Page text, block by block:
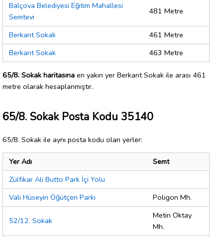
Balçova Belediyesi Eğitim Mahallesi
Semtevi
481 Metre
Berkant Sokak
461 Metre
Berkant Sokak
463 Metre
65/8. Sokak haritasına en yakın yer Berkant Sokak ile arası 461
metre olarak hesaplanmıştır.
65/8. Sokak Posta Kodu 35140
65/8. Sokak ile aynı posta kodu olan yerler:
Yer Adı
Semt
Zülfikar Ali Butto Park İçi Yolu
Vali Hüseyin Öğütçen Parkı
Poligon Mh.
52/12. Sokak
Metin Oktay
Mh.